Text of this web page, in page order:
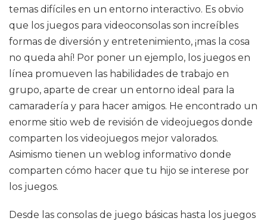
temas difíciles en un entorno interactivo. Es obvio
que los juegos para videoconsolas son increíbles
formas de diversión y entretenimiento, ¡mas la cosa
no queda ahí! Por poner un ejemplo, los juegos en
línea promueven las habilidades de trabajo en
grupo, aparte de crear un entorno ideal para la
camaradería y para hacer amigos. He encontrado un
enorme sitio web de revisión de videojuegos donde
comparten los videojuegos mejor valorados.
Asimismo tienen un weblog informativo donde
comparten cómo hacer que tu hijo se interese por
los juegos.
Desde las consolas de juego básicas hasta los juegos